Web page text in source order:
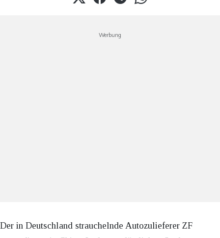
Werbung
Der in Deutschland strauchelnde Autozulieferer ZF